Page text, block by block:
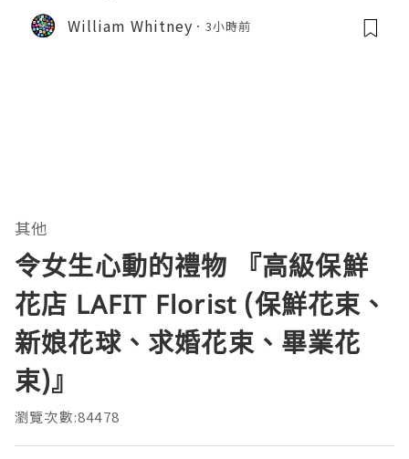
William Whitney 3小時前
其他
令女生心動的禮物 『高級保鮮
花店 LAFIT Florist (保鮮花束、
新娘花球、求婚花束、畢業花
束)』
瀏覽次數:84478